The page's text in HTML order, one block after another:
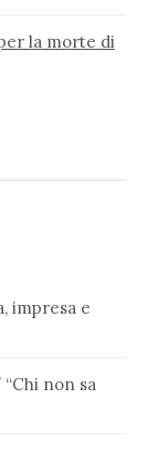
la morte di
impresa e
non sa